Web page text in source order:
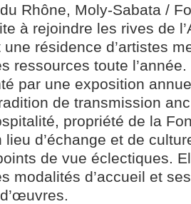
Rhône, Moly-Sabata /
à rejoindre les rives de
résidence d’artistes
ressources toute
par une exposition
de transmission
propriété de la
lieu d’échange et de
de vue éclectiques.
modalités d’accueil et